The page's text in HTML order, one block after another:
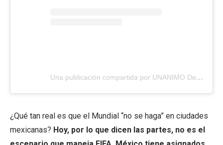
Una publicación compartida por UNANIMO Deportes (@unanimodeportes)
¿Qué tan real es que el Mundial “no se haga” en ciudades
mexicanas? Hoy, por lo que dicen las partes, no es el